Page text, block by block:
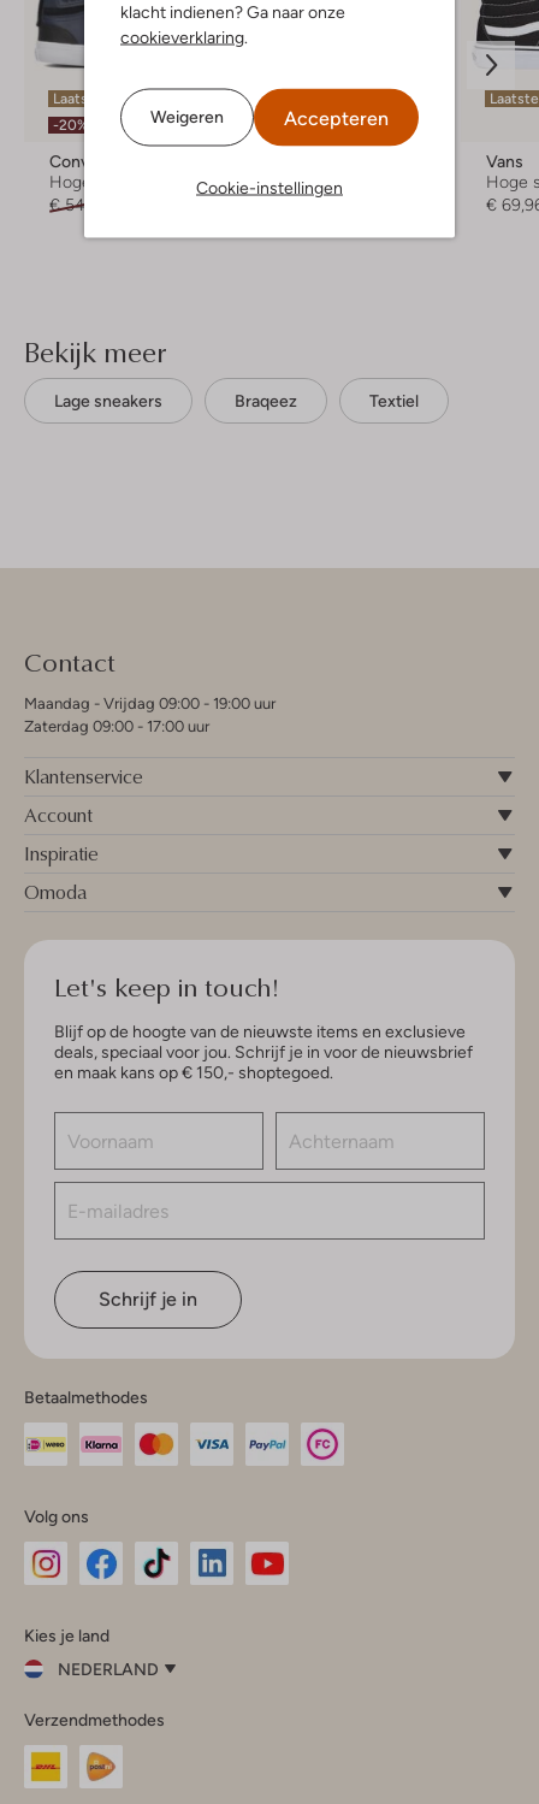
klacht indienen? Ga naar onze
cookieverklaring
Weigeren Accepteren
Cookie-instellingen
Laatste items
-20%
Converse
Hoge sneakers
€ 54,95
-20%
Hoge sneakers
Vans
Hoge
€
Bekijk meer
Lage sneakers Braqeez Textiel
Contact
Maandag - Vrijdag 09:00 - 19:00 uur
Zaterdag 09:00 - 17:00 uur
Klantenservice
Account
Inspiratie
Omoda
Let's keep in touch!
Blijf op de hoogte van de nieuwste items en exclusieve
deals, speciaal voor jou. Schrijf je in voor de nieuwsbrief
en maak kans op € 150,- shoptegoed.
Schrijf je in
Betaalmethodes
Volg ons
InstagramFacebook
Kies je land
NEDERLAND
je
land
Nederland
Verzendmethodes